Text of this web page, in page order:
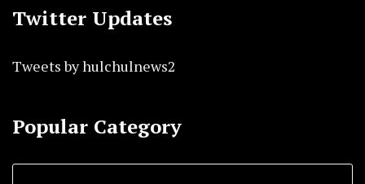
Twitter Updates
Tweets by hulchulnews2
Popular Category